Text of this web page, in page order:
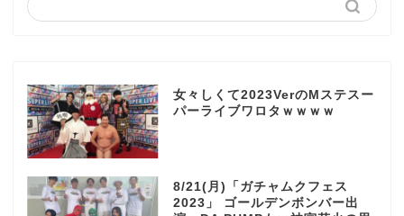
女々しくて2023VerのMステスー
パーライブワロタｗｗｗｗ
8/21(月)「ガチャムクフェス
2023」 ゴールデンボンバー出